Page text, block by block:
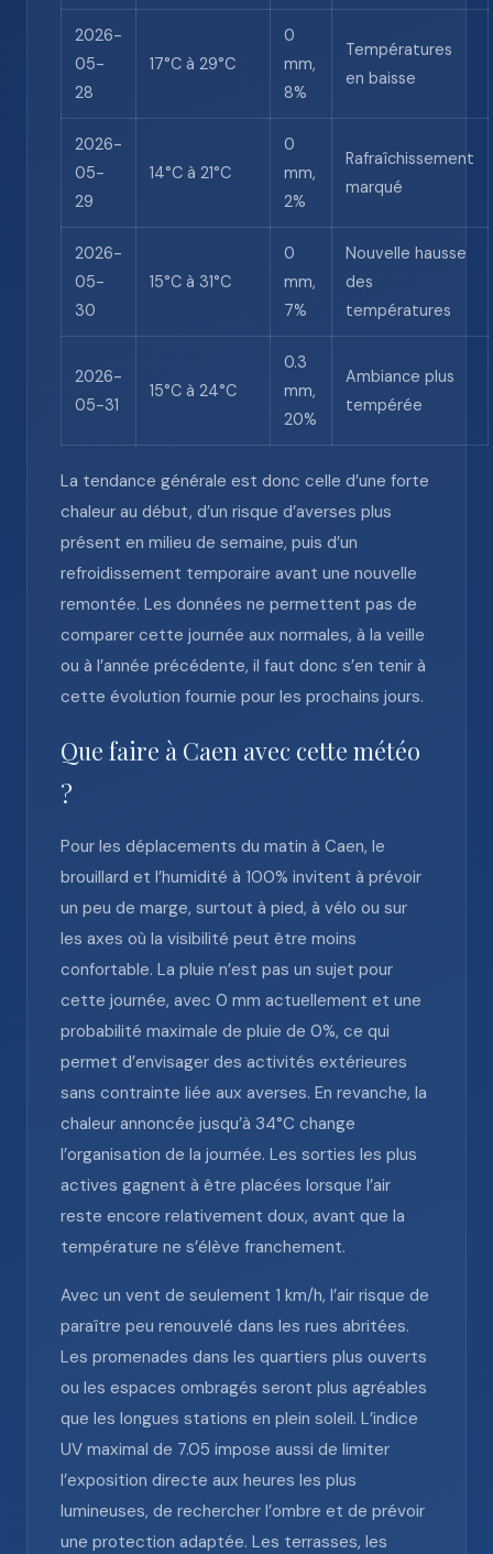
2026-
05-
28
17°C à 29°C
0
mm,
8%
Températures
en baisse
2026-
05-
29
14°C à 21°C
0
mm,
2%
Rafraîchissement
marqué
2026-
05-
30
15°C à 31°C
0
mm,
7%
Nouvelle hausse
des
températures
2026-
05-31
15°C à 24°C
0.3
mm,
20%
Ambiance plus
tempérée
La tendance générale est donc celle d’une forte
chaleur au début, d’un risque d’averses plus
présent en milieu de semaine, puis d’un
refroidissement temporaire avant une nouvelle
remontée. Les données ne permettent pas de
comparer cette journée aux normales, à la veille
ou à l’année précédente, il faut donc s’en tenir à
cette évolution fournie pour les prochains jours.
Que faire à Caen avec cette météo
?
Pour les déplacements du matin à Caen, le
brouillard et l’humidité à 100% invitent à prévoir
un peu de marge, surtout à pied, à vélo ou sur
les axes où la visibilité peut être moins
confortable. La pluie n’est pas un sujet pour
cette journée, avec 0 mm actuellement et une
probabilité maximale de pluie de 0%, ce qui
permet d’envisager des activités extérieures
sans contrainte liée aux averses. En revanche, la
chaleur annoncée jusqu’à 34°C change
l’organisation de la journée. Les sorties les plus
actives gagnent à être placées lorsque l’air
reste encore relativement doux, avant que la
température ne s’élève franchement.
Avec un vent de seulement 1 km/h, l’air risque de
paraître peu renouvelé dans les rues abritées.
Les promenades dans les quartiers plus ouverts
ou les espaces ombragés seront plus agréables
que les longues stations en plein soleil. L’indice
UV maximal de 7.05 impose aussi de limiter
l’exposition directe aux heures les plus
lumineuses, de rechercher l’ombre et de prévoir
une protection adaptée. Les terrasses, les